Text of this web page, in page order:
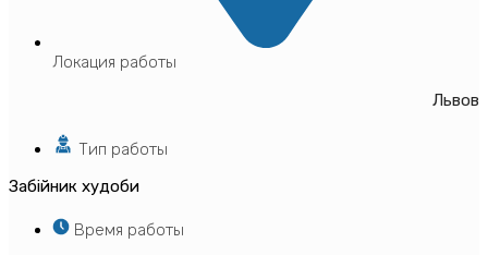
Локация работы
Львов
Тип работы
Забійник худоби
Время работы